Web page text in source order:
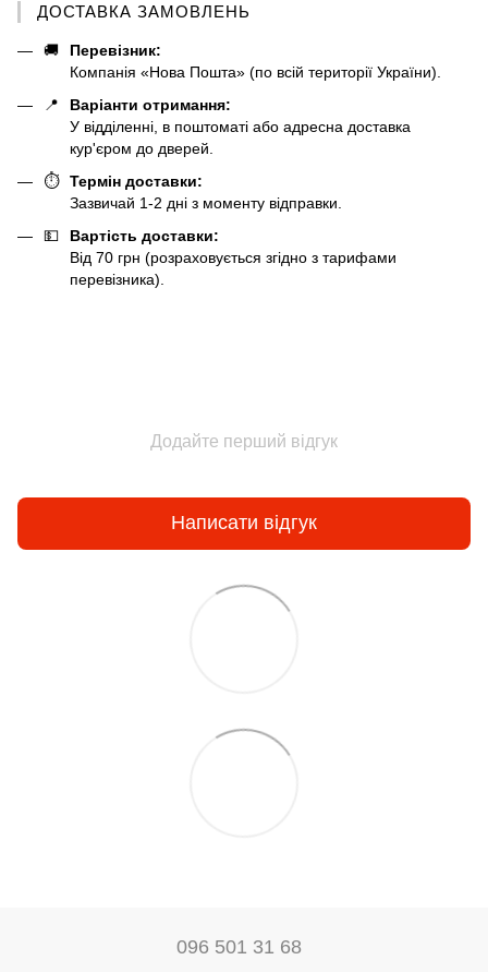
ДОСТАВКА ЗАМОВЛЕНЬ
🚚
Перевізник:
Компанія «Нова Пошта» (по всій території України).
📍
Варіанти отримання:
У відділенні, в поштоматі або адресна доставка
кур'єром до дверей.
⏱️
Термін доставки:
Зазвичай 1-2 дні з моменту відправки.
💵
Вартість доставки:
Від 70 грн (розраховується згідно з тарифами
перевізника).
Додайте перший відгук
Написати відгук
096 501 31 68